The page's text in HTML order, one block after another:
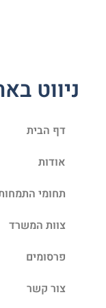
ניווט
דף הבית
אודות
תחומי
צוות המשרד
פרסומים
צור קשר